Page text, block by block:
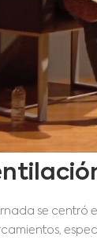
se centró